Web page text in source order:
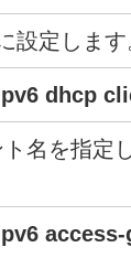
設定します
dhcp
名を指定